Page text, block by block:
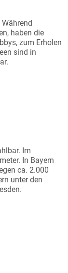
haben die
zum Erholen
sind in
Im
In Bayern
ca. 2.000
unter den